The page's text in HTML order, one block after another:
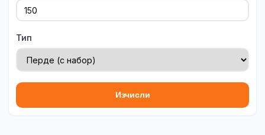
Тип
Изчисли